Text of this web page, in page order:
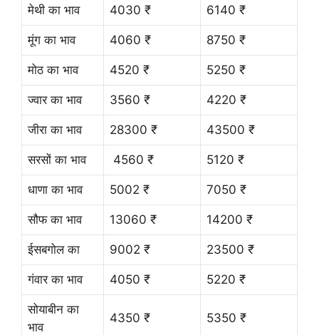
मेथी का भाव 4030 ₹ 6140 ₹
मूंग का भाव 4060 ₹ 8750 ₹
मोठ का भाव 4520 ₹ 5250 ₹
ज्वार का भाव 3560 ₹ 4220 ₹
जीरा का भाव 28300 ₹ 43500 ₹
सरसों का भाव 4560 ₹ 5120 ₹
धाणा का भाव 5002 ₹ 7050 ₹
सौफ का भाव 13060 ₹ 14200 ₹
ईसबगोल का 9002 ₹ 23500 ₹
गंवार का भाव 4050 ₹ 5220 ₹
सोयाबीन का
भाव
4350 ₹ 5350 ₹